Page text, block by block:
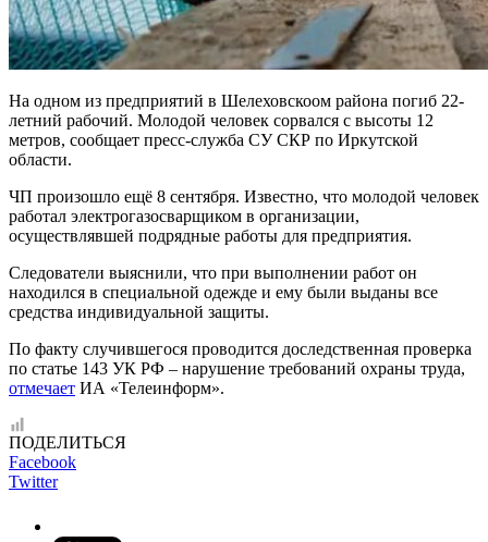
На одном из предприятий в Шелеховскоом района погиб 22-
летний рабочий. Молодой человек сорвался с высоты 12
метров, сообщает пресс-служба СУ СКР по Иркутской
области.
ЧП произошло ещё 8 сентября. Известно, что молодой человек
работал электрогазосварщиком в организации,
осуществлявшей подрядные работы для предприятия.
Следователи выяснили, что при выполнении работ он
находился в специальной одежде и ему были выданы все
средства индивидуальной защиты.
По факту случившегося проводится доследственная проверка
по статье 143 УК РФ – нарушение требований охраны труда,
отмечает ИА «Телеинформ».
ПОДЕЛИТЬСЯ
Facebook
Twitter